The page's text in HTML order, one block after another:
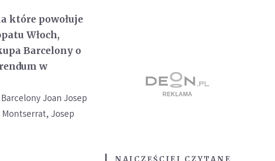
które powołuje
Włoch,
Barcelony o
w
Joan Josep
Josep
NAJCZĘŚCIEJ CZYTANE